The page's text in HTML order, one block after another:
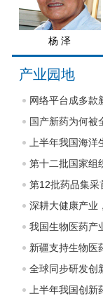
杨 泽
产业园地
网络平台成多款
国产新药为何被
上半年我国海
第十二批国家组
第12批药品集采
深耕大健康产业
我国生物医药产
新疆支持生物医
全球同步研发创
上半年我国创